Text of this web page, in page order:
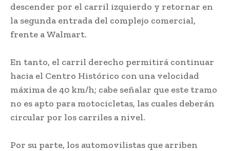
descender por el carril izquierdo y retornar en
la segunda entrada del complejo comercial,
frente a Walmart.
En tanto, el carril derecho permitirá continuar
hacia el Centro Histórico con una velocidad
máxima de 40 km/h; cabe señalar que este tramo
no es apto para motocicletas, las cuales deberán
circular por los carriles a nivel.
Por su parte, los automovilistas que arriben